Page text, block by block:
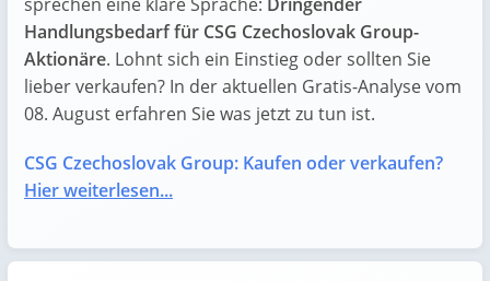
Handlungsbedarf für CSG Czechoslovak Group-
Aktionäre. Lohnt sich ein Einstieg oder sollten Sie
lieber verkaufen? In der aktuellen Gratis-Analyse vom
08. August erfahren Sie was jetzt zu tun ist.
CSG Czechoslovak Group: Kaufen oder verkaufen?
Hier weiterlesen...